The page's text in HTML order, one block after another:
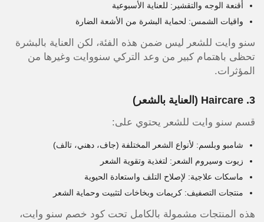
أقنعة الوجه والتقشير: للعناية الأسبوعية
واقيات الشمس: لحماية البشرة من الأشعة الضارة
سنو وايت للشعر ليس ضمن هذه الفئة، لكن العناية بالبشرة
تحظى باهتمام كبير من وعد التركي سنووايت وغيرها من
المؤثرات.
3. Haircare (العناية بالشعر)
قسم سنو وايت للشعر يحتوي على:
شامبو وبلسم: لأنواع الشعر المختلفة (جاف، دهني، تالف)
زيوت وسيروم الشعر: لتغذية وتقوية الشعر
ماسكات علاجية: لإصلاح التلف واستعادة الحيوية
منتجات التصفيف: كريمات وبخاخات لتثبيت وحماية الشعر
هذه المنتجات مشمولة بالكامل تحت كود خصم سنو وايت،